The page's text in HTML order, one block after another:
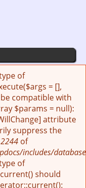
of
= [],
compatible with
$params = null):
attribute
suppress the
2244 of
includes/
of
should